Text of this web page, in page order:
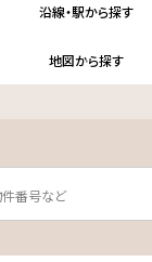
沿線・駅から探す
地図から探す